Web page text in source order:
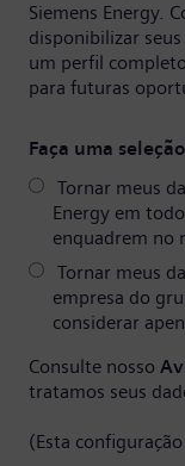
Siemens Energy.
disponibilizar
um perfil
para futuras
Faça uma
Tornar meus
Energy em
enquadrem no
Tornar meus
empresa do
considerar
Consulte nosso
tratamos seus
(Esta